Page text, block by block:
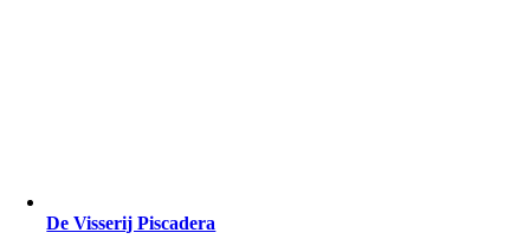
De Visserij Piscadera